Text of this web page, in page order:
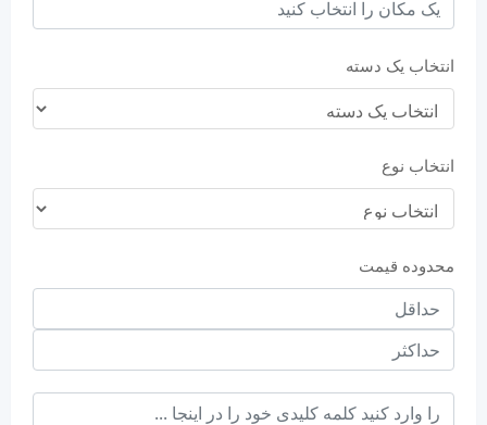
انتخاب یک دسته
انتخاب نوع
محدوده قیمت
حداقل
قیمت
حداکثر
keyword